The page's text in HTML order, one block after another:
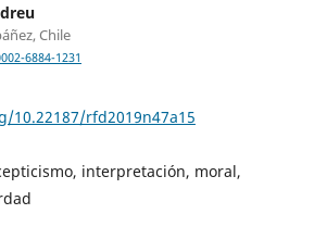
Chile
6884-1231
10.22187/rfd2019n47a15
interpretación, moral,